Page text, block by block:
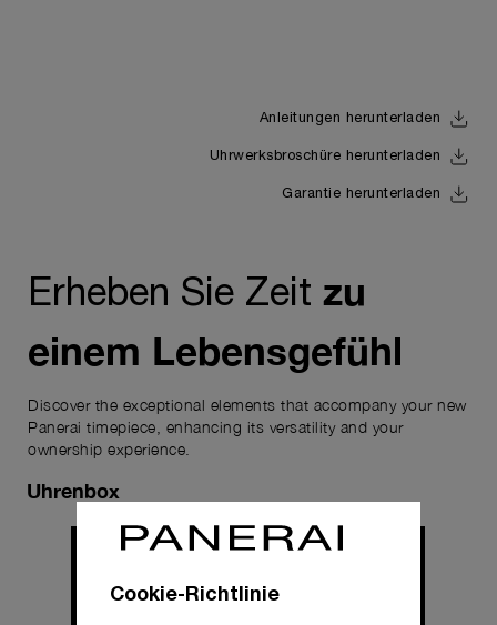
Anleitungen herunterladen
Uhrwerksbroschüre herunterladen
Garantie herunterladen
Erheben Sie Zeit zu
einem Lebensgefühl
Discover the exceptional elements that accompany your new
Panerai timepiece, enhancing its versatility and your
ownership experience.
Uhrenbox
Cookie-Richtlinie